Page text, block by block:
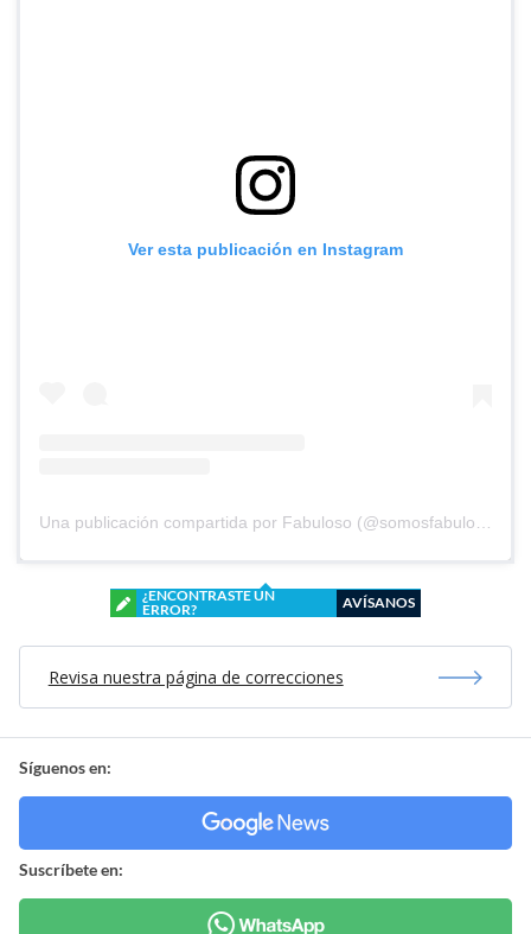
Ver esta publicación en Instagram
Una publicación compartida por Fabuloso (@somosfabuloso)
¿ENCONTRASTE UN
ERROR?
AVÍSANOS
Revisa nuestra página de correcciones
Síguenos en:
Suscríbete en: